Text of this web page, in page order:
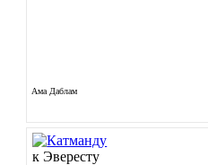
Ама Даблам
к Эвересту